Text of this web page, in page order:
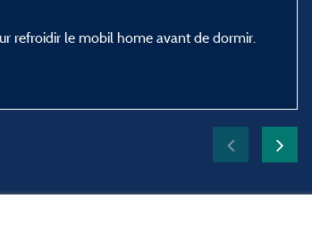
refroidir le mobil home avant de dormir.